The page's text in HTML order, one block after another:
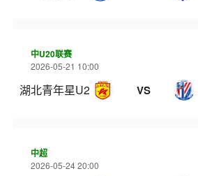
中U20联赛
2026-05-21 10:00
湖北青年星U20 VS
中超
2026-05-24 20:00